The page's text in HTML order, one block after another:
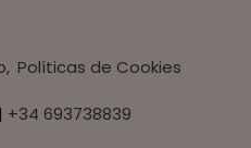
Políticas de Cookies
| +34 693738839